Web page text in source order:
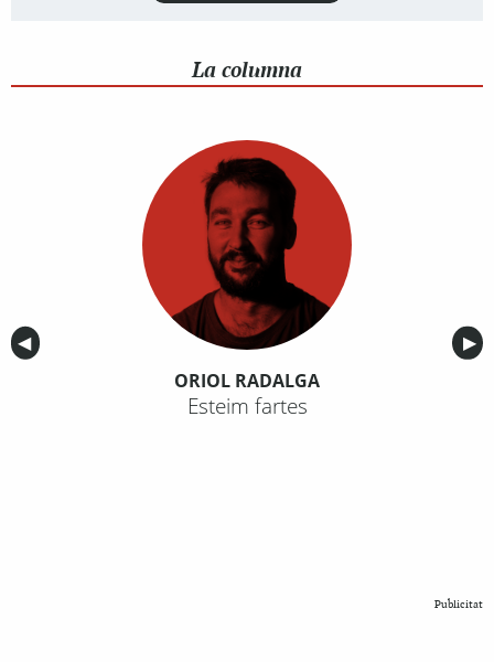
La columna
Anterior
◀︎ ▶︎
ORIOL RADALGA
Esteim fartes
Publicitat